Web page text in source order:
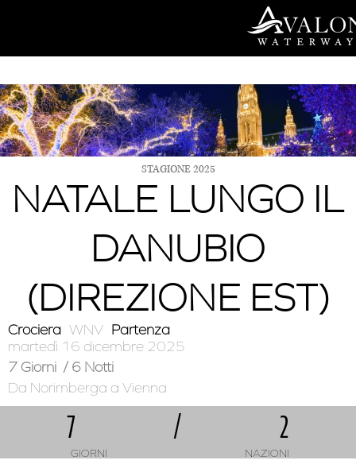
STAGIONE 2025
NATALE LUNGO IL
DANUBIO
(DIREZIONE EST)
Crociera WNV Partenza
martedì 16 dicembre 2025
7 Giorni / 6 Notti
Da Norimberga a Vienna
7 / 2
GIORNI NAZIONI